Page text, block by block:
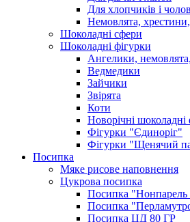
Для хлопчиків і
Немовлята,
Шоколадні сфери
Шоколадні фігурки
Ангелики,
Ведмедики
Зайчики
Звірята
Коти
Новорічні шоколадні
Фігурки "Єдиноріг"
Фігурки "Щенячий
Посипка
Мяке рисове наповнення
Цукрова посипка
Посипка
Посипка
Посипка ЦД 80 ГР